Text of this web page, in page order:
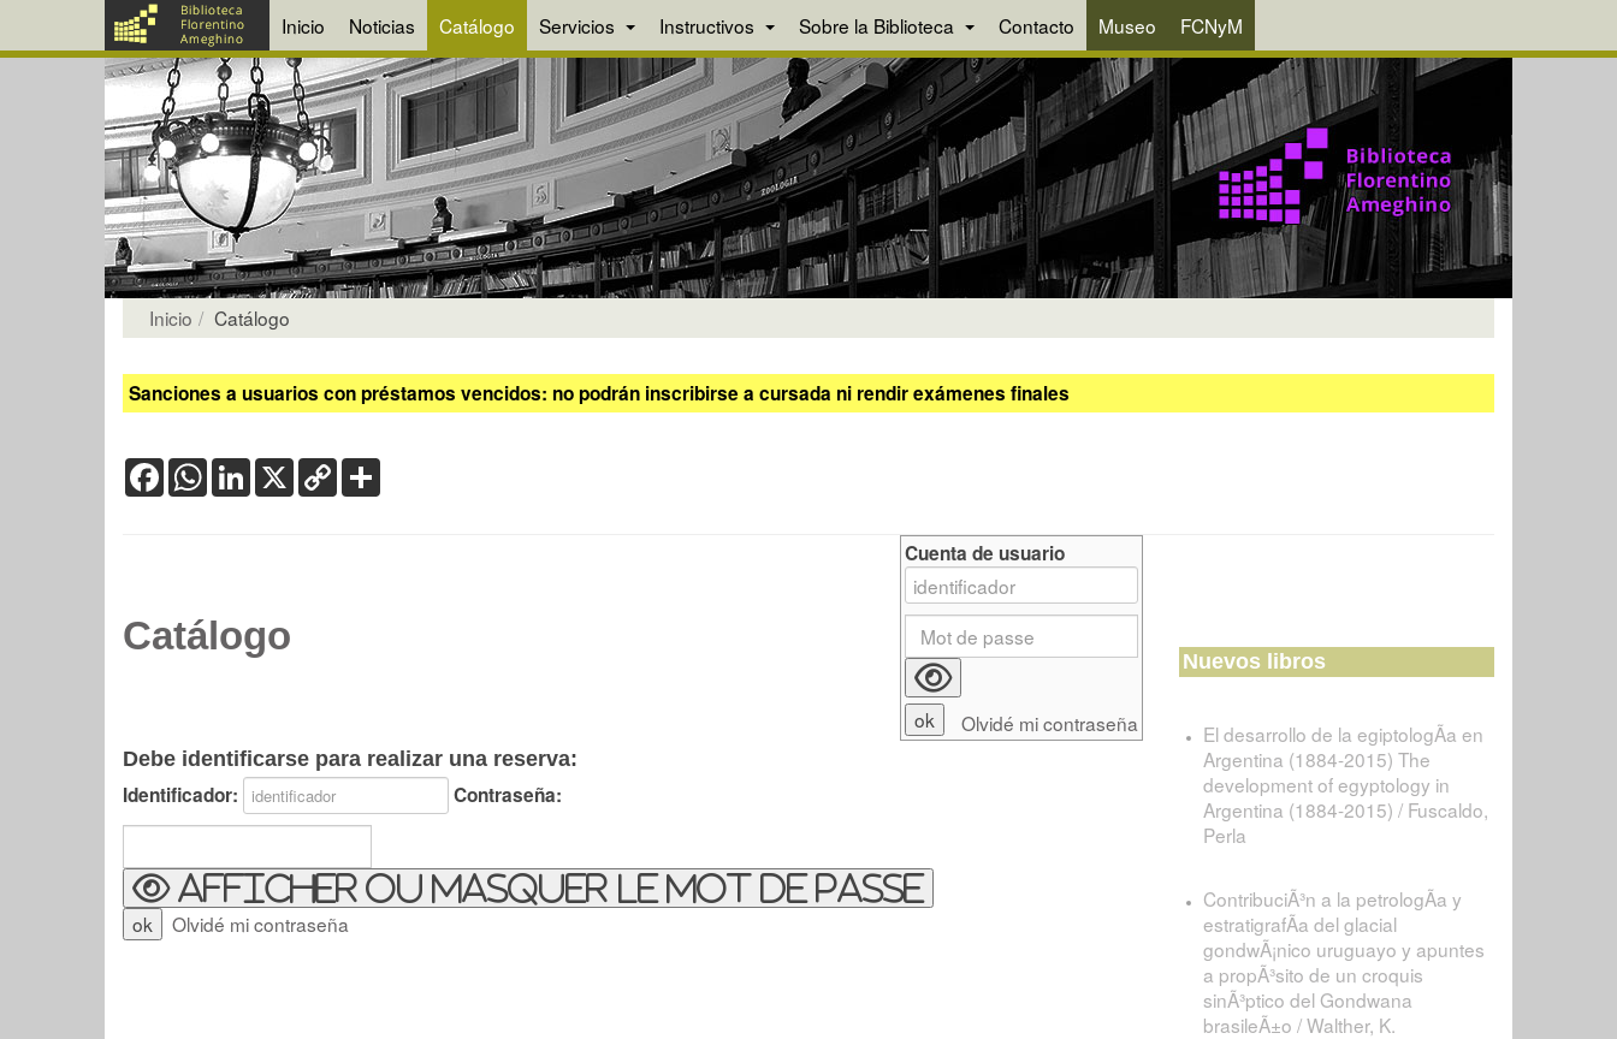
Inicio Noticias Catálogo Servicios Instructivos Sobre la Biblioteca Contacto Museo FCNyM
Inicio Catálogo
Sanciones a usuarios con préstamos vencidos: no podrán inscribirse a cursada ni rendir exámenes finales
FacebookWhatsApp
LinkedIn
X Copy
Link
Catálogo
Debe identificarse para realizar una reserva:
Identificador: Contraseña:
Afficher ou masquer le mot de passe
Olvidé mi contraseña
Cuenta de usuario
Olvidé mi contraseña
Nuevos libros
El desarrollo de la egiptologÃ­a en
Argentina (1884-2015) The
development of egyptology in
Argentina (1884-2015) / Fuscaldo,
Perla
ContribuciÃ³n a la petrologÃ­a y
estratigrafÃ­a del glacial
gondwÃ¡nico uruguayo y apuntes
a propÃ³sito de un croquis
sinÃ³ptico del Gondwana
brasileÃ±o / Walther, K.